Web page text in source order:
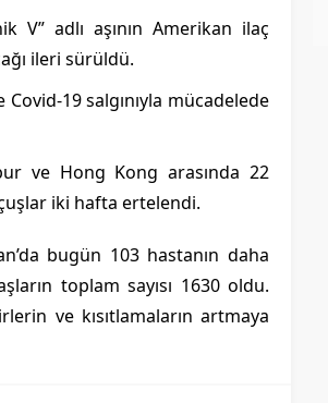
V” adlı aşının Amerikan ilaç
ileri sürüldü.
19 salgınıyla mücadelede
ve Hong Kong arasında 22
iki hafta ertelendi.
bugün 103 hastanın daha
toplam sayısı 1630 oldu.
ve kısıtlamaların artmaya